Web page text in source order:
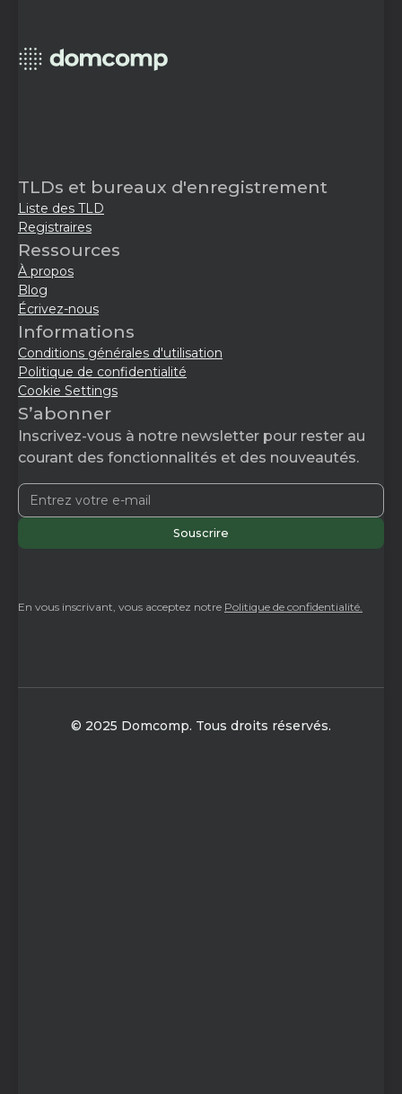
TLDs et bureaux d'enregistrement
Liste des TLD
Registraires
Ressources
À propos
Blog
Écrivez-nous
Informations
Conditions générales d'utilisation
Politique de confidentialité
Cookie Settings
S’abonner
Inscrivez-vous à notre newsletter pour rester au
courant des fonctionnalités et des nouveautés.
En vous inscrivant, vous acceptez notre Politique de confidentialité.
© 2025 Domcomp. Tous droits réservés.